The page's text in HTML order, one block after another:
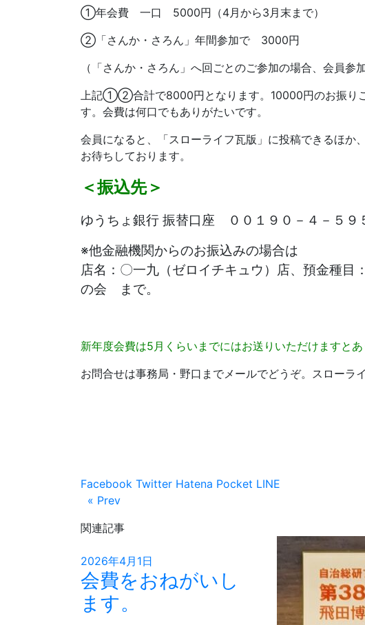
①年会費 一口 5000円（4月から3月末まで）
②「さんか・さろん」年間参加で 3000円
（「さんか・さろん」へ回ごとのご参加の場合、会員
上記①②合計で8000円となります。10000円のお振り
す。会費は何口でもありがたいです。
会員になると、「スローライフ瓦版」に投稿できるほか
お待ちしております。
＜振込先＞
ゆうちょ銀行 振替口座 ００１９０－４－５
※他金融機関からのお振込みの場合は
店名：〇一九（ゼロイチキュウ）店、預金種目
の会 まで。
新年度会費は5月くらいまでにはお送りいただけますとあ
お問合せは事務局・野口までメールでどうぞ。スローラ
Facebook Twitter Hatena Pocket LINE
« Prev
関連記事
2026年4月1日
会費をおねがいし
ます。